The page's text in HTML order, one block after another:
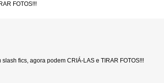
FOTOS!!!
fics, agora podem CRIÁ-LAS e TIRAR FOTOS!!!